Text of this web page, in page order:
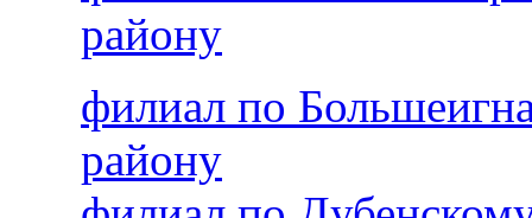
району
филиал по
району